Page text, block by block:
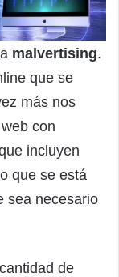
malvertising.
que se
más nos
con
incluyen
que se está
sea necesario
de